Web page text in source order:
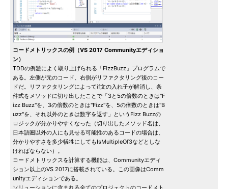
コードメトリックスの例（VS 2017 Communityエディショ
ン）
TDDの例題によく取り上げられる「FizzBuzz」プログラムで
ある。左側が元のコード、右側がリファクタリング後のコー
ドだ。リファクタリングによってif文の入れ子が解消し、条
件式をメソッドに切り出したことで「3と5の倍数のときは"F
izz Buzz"を、3の倍数のときは"Fizz"を、5の倍数のときは"B
uzz"を、それ以外のときは数字を返す」というFizz Buzzの
ロジックが分かりやすくなった（切り出したメソッド名は、
日本語圏以外の人にも見せる可能性のあるコードの場合は、
分かりやすさを多少犠牲にしてもIsMultipleOf3などとしな
ければならない）。
コードメトリックスを計算する機能は、Communityエディ
ション以上のVS 2017に搭載されている。この画像はComm
unityエディションである。
ソリューションに含まれる全てのプロジェクトのコードメト